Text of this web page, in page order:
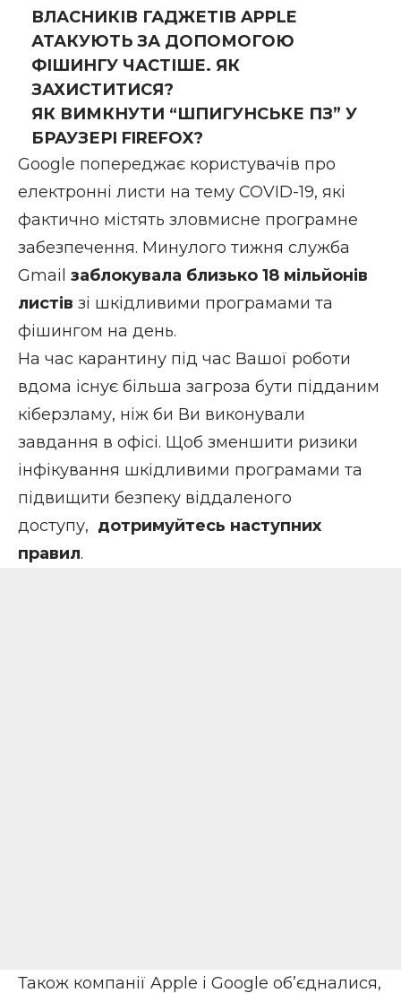
ВЛАСНИКІВ ГАДЖЕТІВ APPLE
АТАКУЮТЬ ЗА ДОПОМОГОЮ
ФІШИНГУ ЧАСТІШЕ. ЯК
ЗАХИСТИТИСЯ?
ЯК ВИМКНУТИ “ШПИГУНСЬКЕ ПЗ” У
БРАУЗЕРІ FIREFOX?
Google попереджає користувачів про
електронні листи на тему COVID-19, які
фактично містять зловмисне програмне
забезпечення. Минулого тижня служба
Gmail заблокувала близько 18 мільйонів
листів зі шкідливими програмами та
фішингом на день.
На час карантину під час Вашої роботи
вдома існує більша загроза бути підданим
кіберзламу, ніж би Ви виконували
завдання в офісі. Щоб зменшити ризики
інфікування шкідливими програмами та
підвищити безпеку віддаленого
доступу, дотримуйтесь наступних
правил.
Також компанії Apple і Google об’єдналися,